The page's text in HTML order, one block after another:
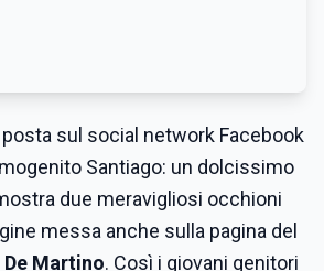
posta sul social network Facebook
Santiago: un dolcissimo
due meravigliosi occhioni
messa anche sulla pagina del
Martino. Così i giovani genitori